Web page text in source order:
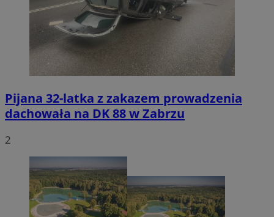
Pijana 32-latka z zakazem prowadzenia
dachowała na DK 88 w Zabrzu
2